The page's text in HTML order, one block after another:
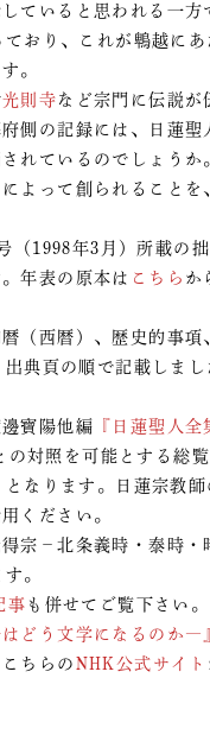
ていると思われる一方
おり、これが鵯越にあ
。
光則寺 など宗門に伝説が
側の記録には、日蓮聖
れているのでしょうか
よって創られることを
（1998年3月）所載の
年表の原本は こちら か
（西暦）、歴史的事項
出典頁の順で記載しま
寶陽他編 『日蓮聖人全
対照を可能とする総
なります。日蓮宗教師
ください。
宗－北条義時・泰時・
。
事 も併せてご覧下さい
どう文学になるのか―
ちらの NHK公式サイト